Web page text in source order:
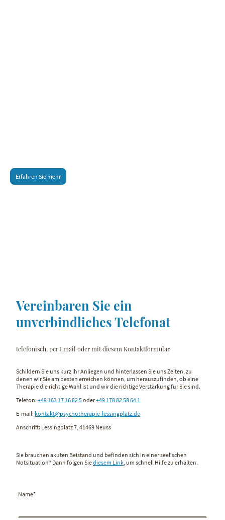
Erfahren Sie mehr
Vereinbaren Sie ein
unverbindliches Telefonat
telefonisch, per Email oder mit diesem Kontaktformular
Schildern Sie uns kurz Ihr Anliegen und hinterlassen Sie uns Zeiten, zu
denen wir Sie am besten erreichen können, um herauszufinden, ob eine
Therapie die richtige Wahl ist und wir die richtige Verstärkung für Sie sind.
Telefon: +49 163 17 16 82 5oder+49 178 82 58 64 1
E-mail: kontakt@psychotherapie-lessingplatz.de
Anschrift: Lessingplatz 7, 41469 Neuss
Sie brauchen akuten Beistand und befinden sich in einer seelischen
Notsituation? Dann folgen Siediesem Link , um schnell Hilfe zu erhalten.
Name*